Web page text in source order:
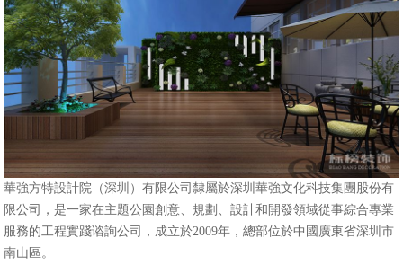
華強方特設計院（深圳）有限公司隸屬於深圳華強文化科技集團股份有
限公司，是一家在主題公園創意、規劃、設計和開發領域從事綜合專業
服務的工程實踐谘詢公司，成立於2009年，總部位於中國廣東省深圳市
南山區。